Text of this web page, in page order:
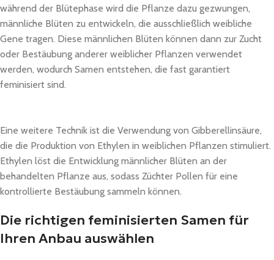
während der Blütephase wird die Pflanze dazu gezwungen,
männliche Blüten zu entwickeln, die ausschließlich weibliche
Gene tragen. Diese männlichen Blüten können dann zur Zucht
oder Bestäubung anderer weiblicher Pflanzen verwendet
werden, wodurch Samen entstehen, die fast garantiert
feminisiert sind.
Eine weitere Technik ist die Verwendung von Gibberellinsäure,
die die Produktion von Ethylen in weiblichen Pflanzen stimuliert.
Ethylen löst die Entwicklung männlicher Blüten an der
behandelten Pflanze aus, sodass Züchter Pollen für eine
kontrollierte Bestäubung sammeln können.
Die richtigen feminisierten Samen für
Ihren Anbau auswählen